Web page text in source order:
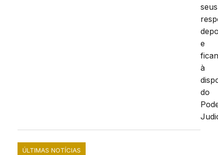
seus
e
à
do
ÚLTIMAS NOTÍCIAS